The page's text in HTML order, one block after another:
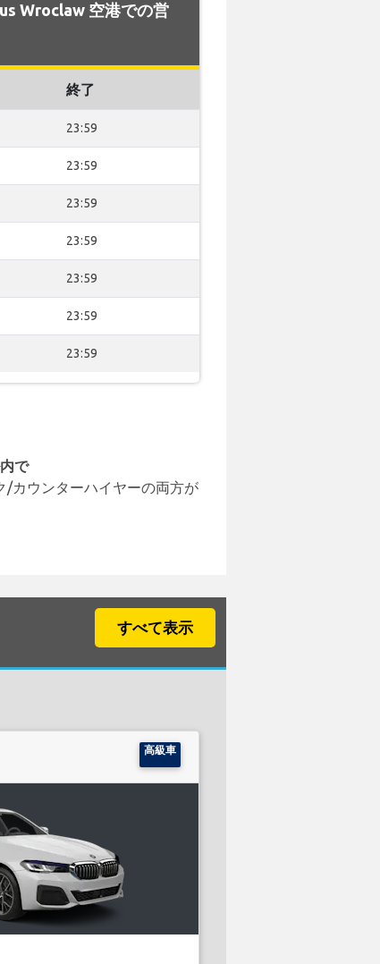
Wroclaw 空港での営
終了
23:59
23:59
23:59
23:59
23:59
23:59
23:59
で
/カウンターハイヤーの両方が
すべて表示
高級車